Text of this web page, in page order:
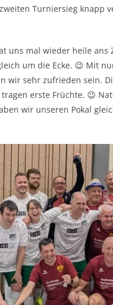
Turniersieg knapp
uns mal wieder heile
um die Ecke. 😉 Mit
wir sehr zufrieden sein.
erste Früchte. 😉
wir unseren Pokal